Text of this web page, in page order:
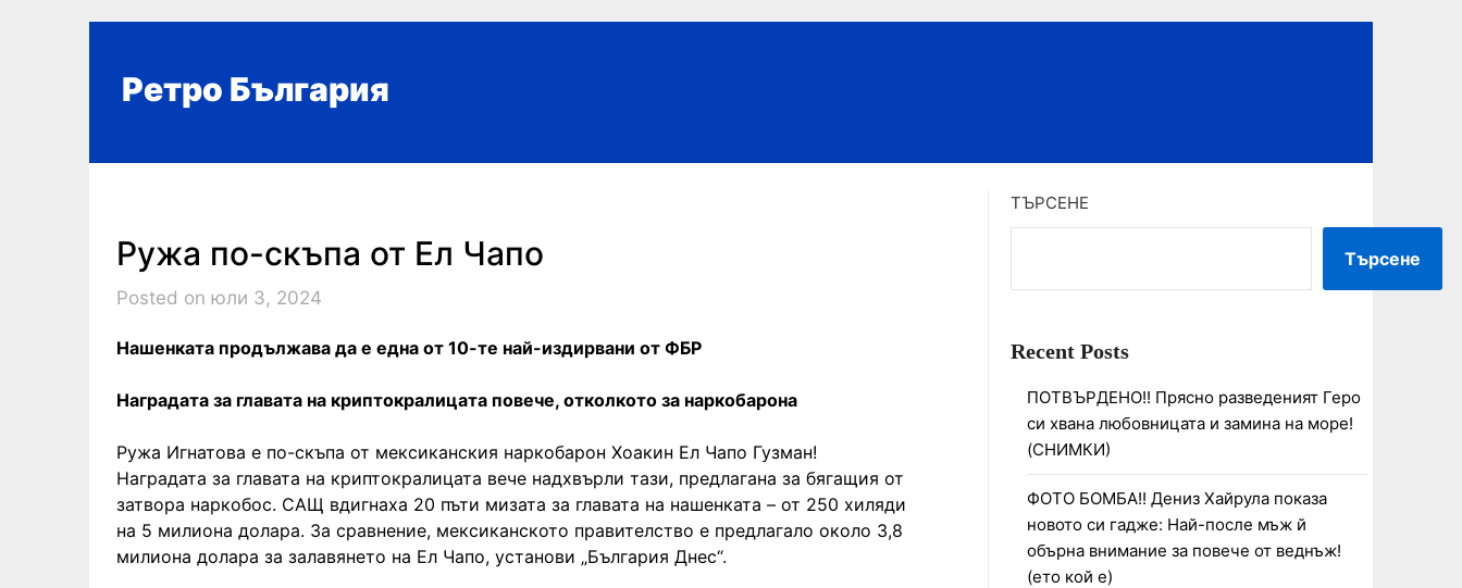
Ретро България
Ружа по-скъпа от Ел Чапо
Posted on юли 3, 2024
Нашенката продължава да е една от 10-те най-издирвани от ФБР
Наградата за главата на криптокралицата повече, отколкото за наркобарона
Ружа Игнатова е по-скъпа от мексиканския наркобарон Хоакин Ел Чапо Гузман!
Наградата за главата на криптокралицата вече надхвърли тази, предлагана за бягащия от
затвора наркобос. САЩ вдигнаха 20 пъти мизата за главата на нашенката – от 250 хиляди
на 5 милиона долара. За сравнение, мексиканското правителство е предлагало около 3,8
милиона долара за залавянето на Ел Чапо, установи „България Днес“.
ТЪРСЕНЕ
Търсене
Recent Posts
ПОТВЪРДЕНО!! Прясно разведеният Геро
си хвана любовницата и замина на море!
(СНИМКИ)
ФОТО БОМБА!! Дениз Хайрула показа
новото си гадже: Най-после мъж й
обърна внимание за повече от веднъж!
(ето кой е)